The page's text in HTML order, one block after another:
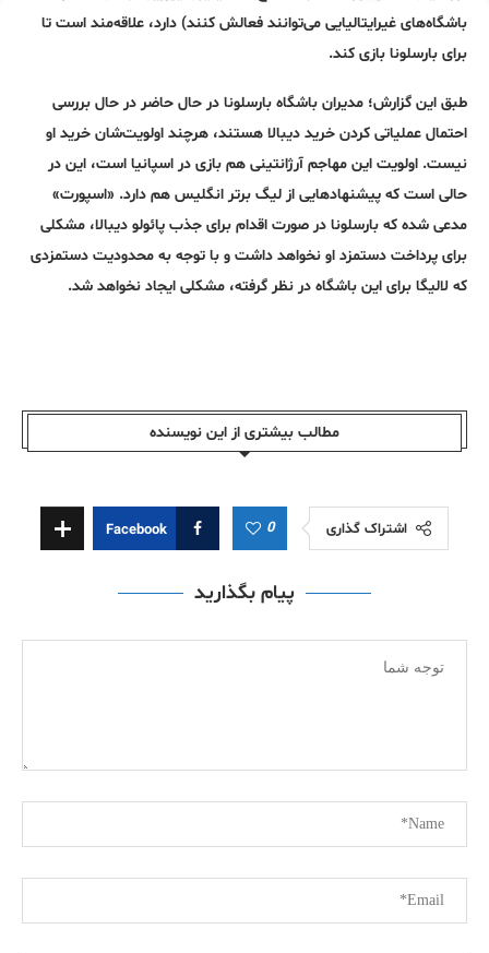
باشگاه‌های غیرایتالیایی می‌توانند فعالش کنند) دارد، علاقه‌مند است تا
برای بارسلونا بازی کند.
طبق این گزارش؛ مدیران باشگاه بارسلونا در حال حاضر در حال بررسی
احتمال عملیاتی کردن خرید دیبالا هستند، هرچند اولویت‌شان خرید او
نیست. اولویت این مهاجم آرژانتینی هم بازی در اسپانیا است، این در
حالی است که پیشنهادهایی از لیگ برتر انگلیس هم دارد. «اسپورت»
مدعی شده که بارسلونا در صورت اقدام برای جذب پائولو دیبالا، مشکلی
برای پرداخت دستمزد او نخواهد داشت و با توجه به محدودیت دستمزدی
که لالیگا برای این باشگاه در نظر گرفته، مشکلی ایجاد نخواهد شد.
مطالب بیشتری از این نویسندە
اشتراک گذاری 0
Facebook
پیام بگذارید